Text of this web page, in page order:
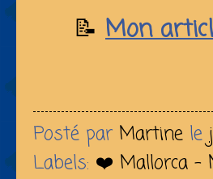
📝 Mon
Posté par Martine le
Labels: ❤️ Mallorca -